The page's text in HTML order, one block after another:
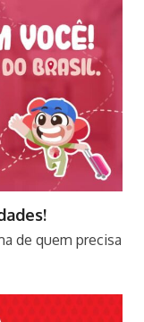
de quem precisa